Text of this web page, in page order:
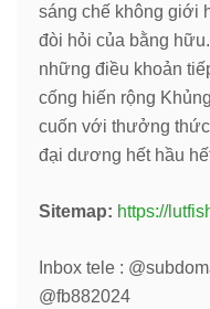
sáng chế không giới
đòi hỏi của bằng
những điều khoản
cống hiến rộng
cuốn với thưởng
đại dương hết hầu
Sitemap: https://
Inbox tele :
@fb882024